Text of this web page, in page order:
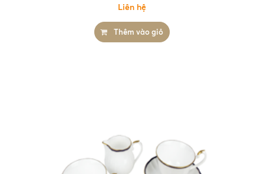
Liên hệ
Thêm vào giỏ